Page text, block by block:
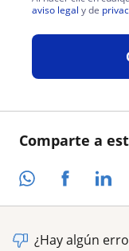
Comparte a
aviso legal y de
¿Hay algún